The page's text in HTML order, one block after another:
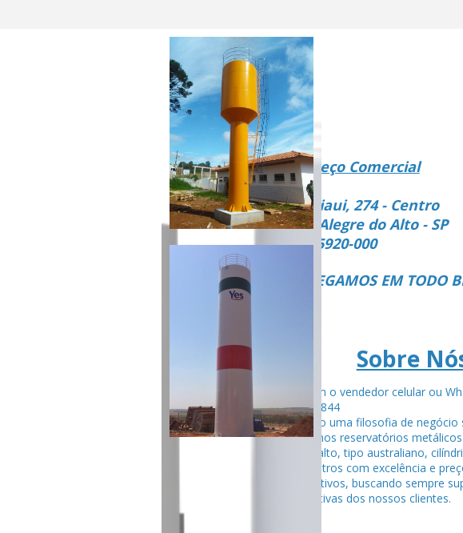
Endereço Comercial
Rua Piaui, 274 - Centro
Vista Alegre do Alto - SP
CEP 15920-000
ENTREGAMOS EM TODO
Sobre
Fale com o vendedor celular ou
99795-2844
Seguindo uma filosofia de negócio
fabricamos reservatórios
tubular alto, tipo australiano,
entre outros com excelência e
competitivos, buscando sempre
espectativas dos nossos clientes.